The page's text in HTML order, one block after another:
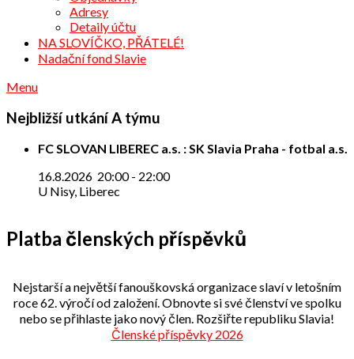
Adresy
Detaily účtu
NA SLOVÍČKO, PŘÁTELÉ!
Nadační fond Slavie
Menu
Nejbližší utkání A týmu
FC SLOVAN LIBEREC a.s. : SK Slavia Praha - fotbal a.s.
16.8.2026 20:00- 22:00
U Nisy, Liberec
Platba členských příspěvků
Nejstarší a největší fanouškovská organizace slaví v letošním
roce 62. výročí od založení. Obnovte si své členství ve spolku
nebo se přihlaste jako nový člen. Rozšiřte republiku Slavia!
Členské příspěvky 2026